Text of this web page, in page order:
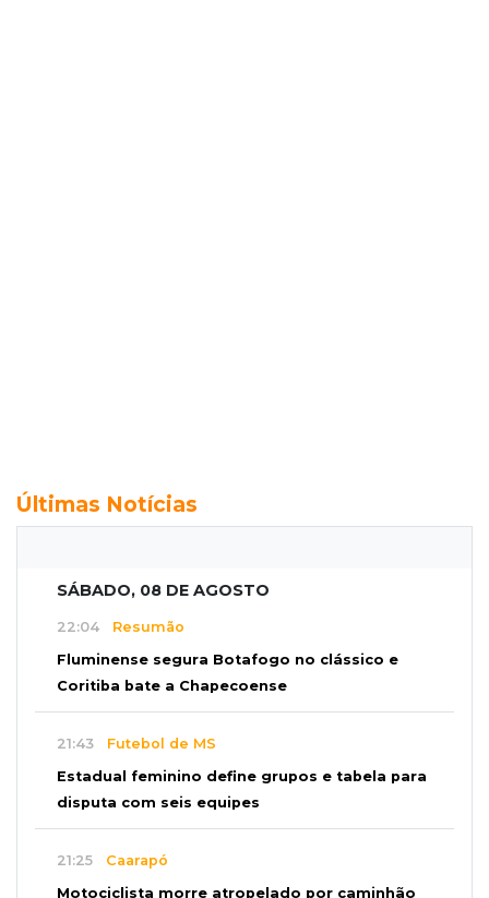
Últimas Notícias
SÁBADO, 08 DE AGOSTO
22:04 Resumão
Fluminense segura Botafogo no clássico e
Coritiba bate a Chapecoense
21:43 Futebol de MS
Estadual feminino define grupos e tabela para
disputa com seis equipes
21:25 Caarapó
Motociclista morre atropelado por caminhão